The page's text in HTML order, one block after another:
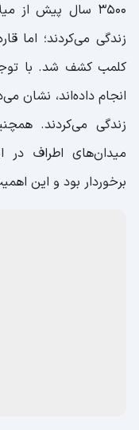
3500 سال پیش از
کلمب کشف شد. با
انجام داده‌اند، نشان
زندگی می‌کردند.
میدان‌های اطراف در
برخوردار بود و این